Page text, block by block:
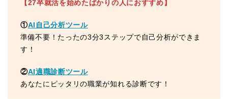
【27卒就活を始めたばかりの人におすすめ】
①AI自己分析ツール
準備不要！たったの3分3ステップで自己分析ができま
す！
②AI適職診断ツール
あなたにピッタリの職業が知れる診断です！